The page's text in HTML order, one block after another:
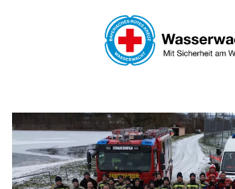
Skip to main content